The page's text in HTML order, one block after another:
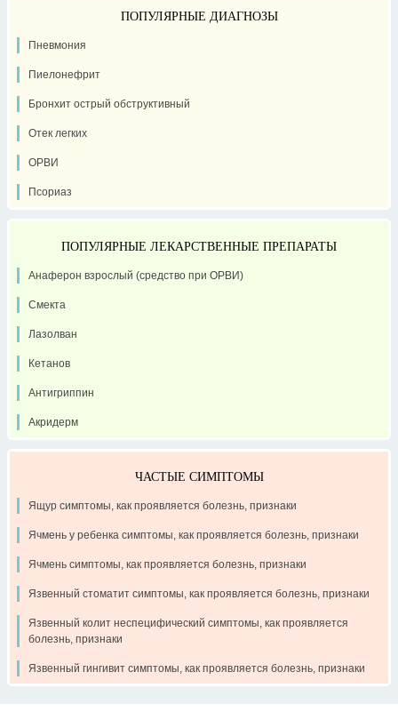
ПОПУЛЯРНЫЕ ДИАГНОЗЫ
Пневмония
Пиелонефрит
Бронхит острый обструктивный
Отек легких
ОРВИ
Псориаз
ПОПУЛЯРНЫЕ ЛЕКАРСТВЕННЫЕ ПРЕПАРАТЫ
Анаферон взрослый (средство при ОРВИ)
Смекта
Лазолван
Кетанов
Антигриппин
Акридерм
ЧАСТЫЕ СИМПТОМЫ
Ящур симптомы, как проявляется болезнь, признаки
Ячмень у ребенка симптомы, как проявляется болезнь, признаки
Ячмень симптомы, как проявляется болезнь, признаки
Язвенный стоматит симптомы, как проявляется болезнь, признаки
Язвенный колит неспецифический симптомы, как проявляется
болезнь, признаки
Язвенный гингивит симптомы, как проявляется болезнь, признаки